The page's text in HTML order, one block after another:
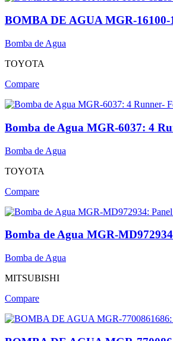
BOMBA DE AGUA MGR-
Bomba de Agua
TOYOTA
Compare
Bomba de Agua MGR-6037: 4
Bomba de Agua
TOYOTA
Compare
Bomba de Agua MGR-
Bomba de Agua
MITSUBISHI
Compare